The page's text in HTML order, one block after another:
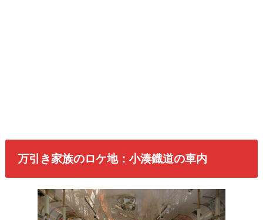
万引き家族のロケ地：小湊鐡道の車内